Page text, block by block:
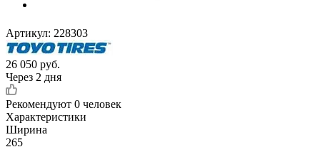
Артикул: 228303
26 050 руб.
Через 2 дня
Рекомендуют 0 человек
Характеристики
Ширина
265